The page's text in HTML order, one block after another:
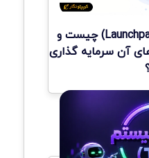
لانچ پد ارز دیجیتال (Launchpad) چیست و
آن سرمایه گذاری